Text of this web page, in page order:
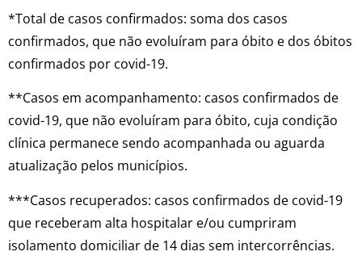
*Total de casos confirmados: soma dos casos
confirmados, que não evoluíram para óbito e dos óbitos
confirmados por covid-19.
**Casos em acompanhamento: casos confirmados de
covid-19, que não evoluíram para óbito, cuja condição
clínica permanece sendo acompanhada ou aguarda
atualização pelos municípios.
***Casos recuperados: casos confirmados de covid-19
que receberam alta hospitalar e/ou cumpriram
isolamento domiciliar de 14 dias sem intercorrências.